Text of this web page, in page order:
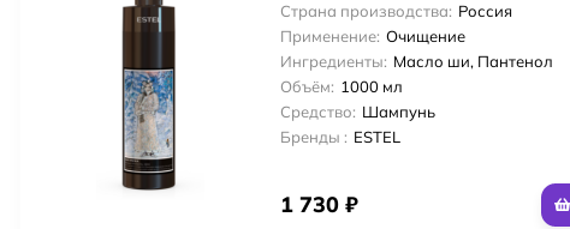
Страна производства: Россия
Применение: Очищение
Ингредиенты: Масло ши, Пантенол
Объём: 1000 мл
Средство: Шампунь
Бренды : ESTEL
1 730 ₽